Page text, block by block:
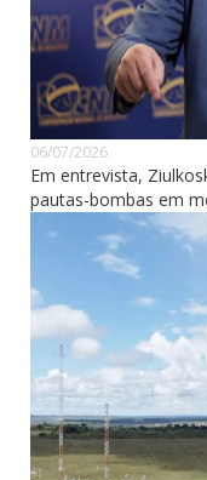
06/07/2026
Em entrevista,
pautas-bombas em